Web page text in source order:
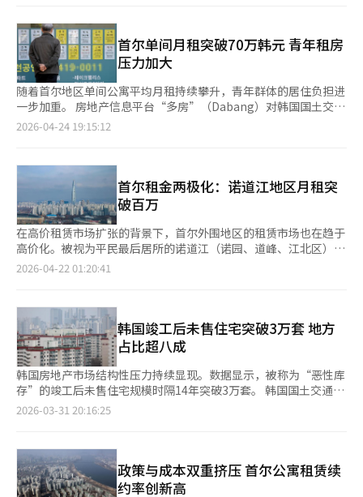
订两年租约，期间免月租，期满后房东全额退还保证金。 分析人
士指出，此轮价格攀升的核心驱动力在于房源快速缩减。数据显
示，截至本月26日，首尔公寓租赁在售房源降至3.0189万套，较
年初减少32.1%。在供给大幅收缩的背景下，买卖市场观望情绪持
续蔓延，部分刚需购房者相继转向全租市场，进一步助推价格走
高。 从区域分布来看，价格相对较低的江北地区涨势尤为突出。
江北平均全租房押金升至5.6349亿韩元，已突破历史高位；江南地
区则达7.8759亿韩元，逼近历史峰值。业界普遍认为，租赁需求向
失衡持续加剧。韩国房地产院数据显示，截至本月20日，首尔全租
供需指数升至108.4，为近三年来最高水平。该指数高于100即表
明市场需求超过供给，当前数据表明首尔租赁市场供不应求态势已
较为明显。 供给不足的问题短期内难见改观。数据显示，今年首
尔新建住宅规模同比下降26.9%，明年降幅还将进一步扩大。此
外，土地交易许可制度趋严、税收政策调整及多套房贷款限制等多
重因素，也对租赁房源供给形成制约。业内人士认为，在供给恢复
周期较长的背景下，首尔全租房押金的上涨走势或将延续。
首尔单间月租突破70万韩元 青年租房
压力加大
随着首尔地区单间公寓平均月租持续攀升，青年群体的居住负担进
一步加重。 房地产信息平台“多房”（Dabang）对韩国国土交通
部实际交易价格公开系统进行分析，并于近日发布结果显示，以保
5.2%。 从各区域来看，江南区月租突破100万韩元，为首尔最
高。瑞草区和城东区均为86万韩元，其后依次为龙山区（84万韩
元）、中浪区（82万韩元）、广津区（77万韩元）、东大门区
（76万韩元）、江西区（72万韩元）、永登浦区（71万韩元），
整体租金水平普遍处于高位。 与月租走势相反，全租保证金平均
为2.1386亿韩元，环比小幅下跌0.4%。其中瑞草区最高，达
2.6732亿韩元，其次为中区（2.5628亿韩元）、江南区（2.5361
亿韩元）、广津区（2.4151亿韩元）。全租保证金整体走低，被认
租房者转向相对安全的月租房，需求增加推高月租价格，全租市场
则相应承压。 在租金持续上涨的背景下，青年“无房族”规模也
不断扩大。据韩国统计厅国家统计门户（KOSIS）数据，截至2024
年，全国39岁以下无房家庭达361万户，创2015年有统计以来新
高，其中首尔无房家庭接近100万户。 居住成本压力同步上升。韩
国家庭动向调查显示，截至去年第三季度，39岁以下家庭月均租金
支出达21.4万韩元，同比增长11.9%，创统计以来新高；与此同
时，该群体月均利息支出达16.6万韩元，已连续三个季度攀升。 业
加重，相关问题有待政策层面进一步关注与应对。
2026-04-24 19:15:12
首尔租金两极化：诺道江地区月租突
破百万
在高价租赁市场扩张的背景下，首尔外围地区的租赁市场也在趋于
高价化。被视为平民最后居所的诺道江（诺园、道峰、江北区）地
区，月租超过100万韩元的合同比例在一年内急剧上升，住房成本
今，首尔外围地区的月租上涨趋势明显。尤其在诺园、道峰、江北
区的中小型公寓市场，月租高价化现象尤为显著。今年诺道江地区
新签的月租合同中，28.9%超过100万韩元，而去年同期这一比例
为22.3%。 首尔整体平均月租也在上涨。今年首尔新签的月租合同
中，32.1%超过150万韩元，比去年增加了3.4个百分点。根据韩国
房地产院的数据，2月首尔公寓平均月租为151.5万韩元，同比上涨
12.5%。 业内批评认为，政府的金融限制反而将平民推向高价租赁
市场。去年贷款限制将一户家庭的租赁贷款上限降至2亿韩元，并
金，转而进入月租市场。 江北区一位房地产中介表示：“即使尽
量申请全租贷款，租户仍难以填补资金缺口，最终只能选择月租超
过100万韩元的房源。这表明在平民居住区，月租比例超过全租，
2026-04-22 01:20:41
韩国竣工后未售住宅突破3万套 地方
占比超八成
韩国房地产市场结构性压力持续显现。数据显示，被称为“恶性库
存”的竣工后未售住宅规模时隔14年突破3万套。 韩国国土交通部
31日发布的2月住房统计显示，截至上月，已竣工未售住宅共计
整体未售规模小幅回落，竣工后未售住宅却逆势攀升至3.1307万
套，环比增加5.9%（1752套），为2012年3月（3.0438万套）以
来首次重回3万套以上。该类库存中，86.3%集中于地方。 从地区
2026-03-31 20:16:25
政策与成本双重挤压 首尔公寓租赁续
约率创新高